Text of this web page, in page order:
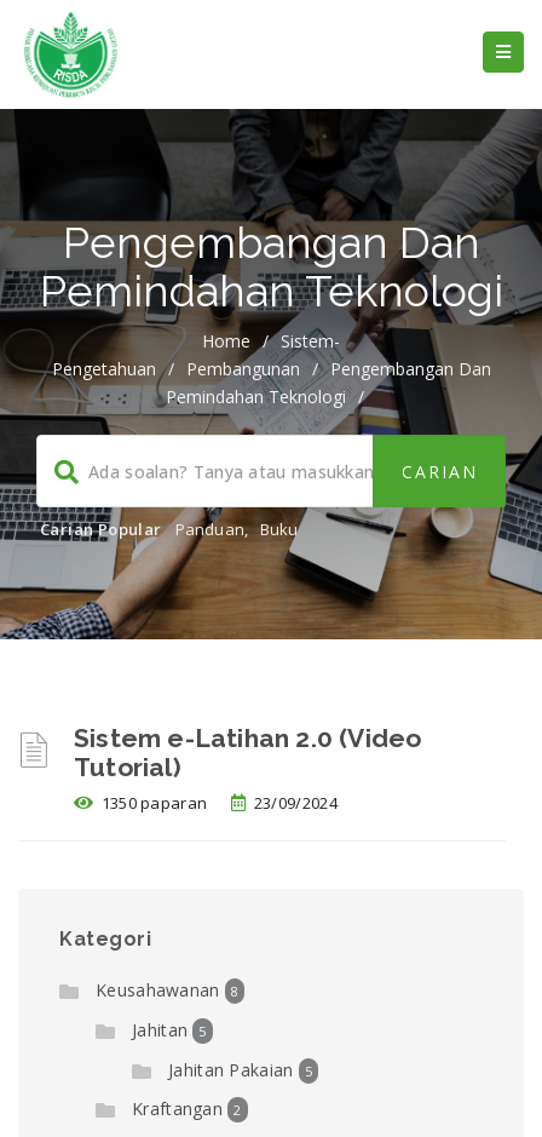
Pengembangan Dan
Pemindahan Teknologi
Home / Sistem-
Pengetahuan / Pembangunan / Pengembangan Dan
Pemindahan Teknologi /
Carian Popular Panduan, Buku
Sistem e-Latihan 2.0 (Video
Tutorial)
1350 paparan 23/09/2024
Kategori
Keusahawanan 8
Jahitan 5
Jahitan Pakaian 5
Kraftangan 2